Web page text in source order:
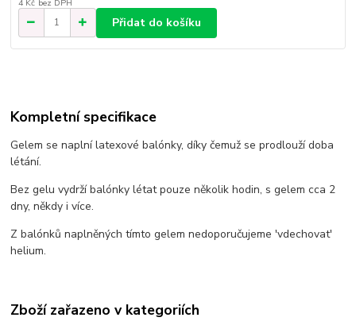
4 Kč bez DPH
Přidat do košíku
Kompletní specifikace
Gelem se naplní latexové balónky, díky čemuž se prodlouží doba
létání.
Bez gelu vydrží balónky létat pouze několik hodin, s gelem cca 2
dny, někdy i více.
Z balónků naplněných tímto gelem nedoporučujeme 'vdechovat'
helium.
Zboží zařazeno v kategoriích